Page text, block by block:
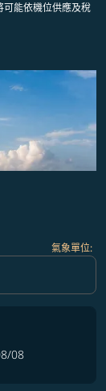
能依機位供應及稅
氣象單位:
08